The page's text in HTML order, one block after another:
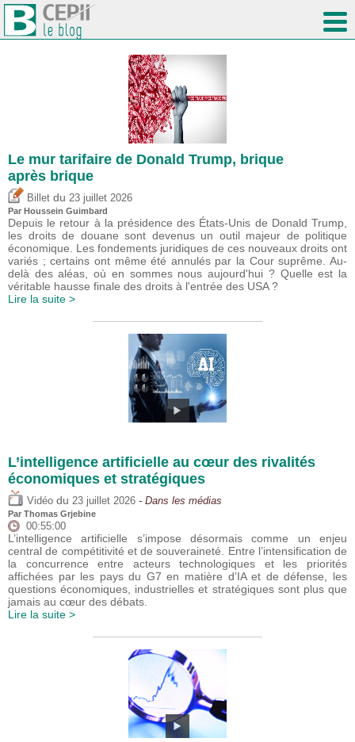
Le mur tarifaire de Donald Trump, brique
après brique
Billet du 23 juillet 2026
Par Houssein Guimbard
Depuis le retour à la présidence des États-Unis de Donald Trump,
les droits de douane sont devenus un outil majeur de politique
économique. Les fondements juridiques de ces nouveaux droits ont
variés ; certains ont même été annulés par la Cour suprême. Au-
delà des aléas, où en sommes nous aujourd'hui ? Quelle est la
véritable hausse finale des droits à l'entrée des USA ?
Lire la suite >
L’intelligence artificielle au cœur des rivalités
économiques et stratégiques
Vidéo du 23 juillet 2026 - Dans les médias
Par Thomas Grjebine
00:55:00
L’intelligence artificielle s’impose désormais comme un enjeu
central de compétitivité et de souveraineté. Entre l’intensification de
la concurrence entre acteurs technologiques et les priorités
affichées par les pays du G7 en matière d’IA et de défense, les
questions économiques, industrielles et stratégiques sont plus que
jamais au cœur des débats.
Lire la suite >